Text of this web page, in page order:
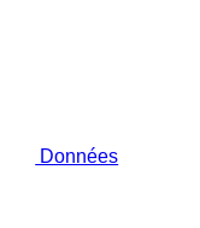
Données